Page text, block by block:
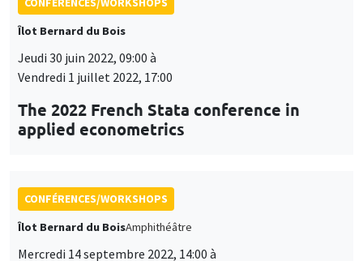
Îlot Bernard du Bois
Jeudi 30 juin 2022, 09:00 à
Vendredi 1 juillet 2022, 17:00
The 2022 French Stata conference in
applied econometrics
CONFÉRENCES/WORKSHOPS
Îlot Bernard du BoisAmphithéâtre
Mercredi 14 septembre 2022, 14:00 à